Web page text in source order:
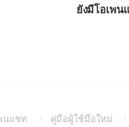
ยังมีโอเพ
นแชท
(Openคู่มือผู้ใช้มือใหม่